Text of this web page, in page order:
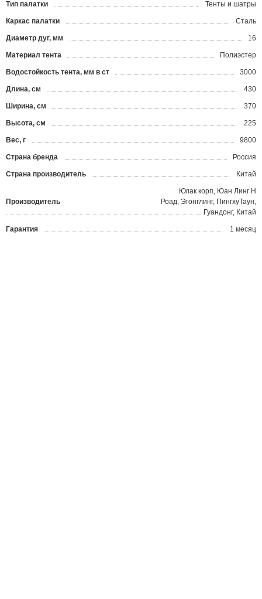
Тип палатки Тенты и шатры
Каркас палатки Сталь
Диаметр дуг, мм 16
Материал тента Полиэстер
Водостойкость тента, мм в ст 3000
Длина, см 430
Ширина, см 370
Высота, см 225
Вес, г 9800
Страна бренда Россия
Страна производитель Китай
Производитель
Юлак корп, Юан Линг Н
Роад, Эгонглинг, ПингхуТаун,
Гуандонг, Китай
Гарантия 1 месяц